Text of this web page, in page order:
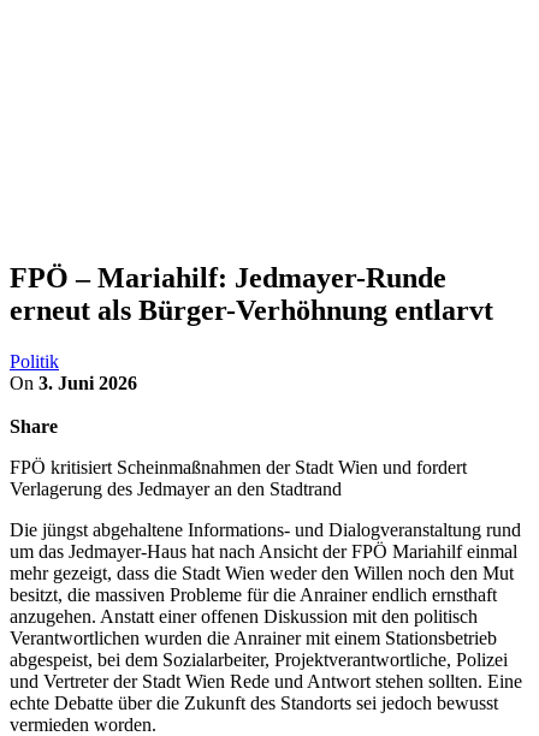
FPÖ – Mariahilf: Jedmayer-Runde
erneut als Bürger-Verhöhnung entlarvt
Politik
On 3. Juni 2026
Share
FPÖ kritisiert Scheinmaßnahmen der Stadt Wien und fordert
Verlagerung des Jedmayer an den Stadtrand
Die jüngst abgehaltene Informations- und Dialogveranstaltung rund
um das Jedmayer-Haus hat nach Ansicht der FPÖ Mariahilf einmal
mehr gezeigt, dass die Stadt Wien weder den Willen noch den Mut
besitzt, die massiven Probleme für die Anrainer endlich ernsthaft
anzugehen. Anstatt einer offenen Diskussion mit den politisch
Verantwortlichen wurden die Anrainer mit einem Stationsbetrieb
abgespeist, bei dem Sozialarbeiter, Projektverantwortliche, Polizei
und Vertreter der Stadt Wien Rede und Antwort stehen sollten. Eine
echte Debatte über die Zukunft des Standorts sei jedoch bewusst
vermieden worden.